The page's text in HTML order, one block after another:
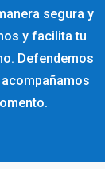
segura y
y facilita tu
Defendemos